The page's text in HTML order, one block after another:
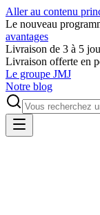
Aller au contenu
Le nouveau
avantages
Livraison de 3 à 5
Livraison offerte en
Le groupe JMJ
Notre blog